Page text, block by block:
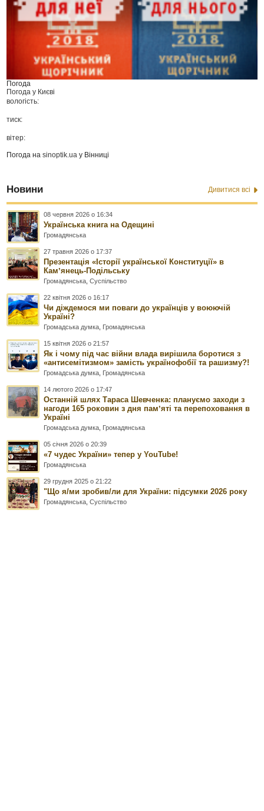
Погода
Погода у Києві
вологість:
тиск:
вітер:
Погода наsinoptik.ua у Вінниці
Новини Дивитися всі
08 червня 2026 о 16:34
Українська книга на Одещині
Громадянська
27 травня 2026 о 17:37
Презентація «Історії української Конституції» в
Камʼянець-Подільську
Громадянська ,Суспільство
22 квітня 2026 о 16:17
Чи діждемося ми поваги до українців у воюючій
Україні?
Громадська думка Громадянська
15 квітня 2026 о 21:57
Як і чому під час війни влада вирішила боротися з
«антисемітизмом» замість українофобії та рашизму?!
Громадська думка Громадянська
14 лютого 2026 о 17:47
Останній шлях Тараса Шевченка: плануємо заходи з
нагоди 165 роковин з дня памʼяті та перепоховання в
Україні
Громадська думка Громадянська
05 січня 2026 о 20:39
«7 чудес України» тепер у YouTube!
Громадянська
29 грудня 2025 о 21:22
"Що я/ми зробив/ли для України: підсумки 2026 року
Громадянська ,Суспільство